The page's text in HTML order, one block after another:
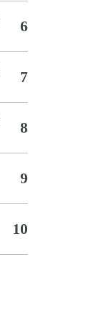
6
7
8
9
10